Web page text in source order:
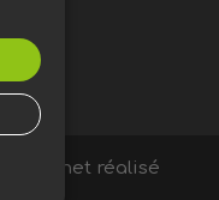
internet réalisé